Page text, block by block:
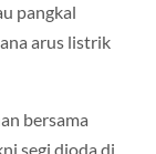
pangkal
arus listrik
bersama
segi dioda di